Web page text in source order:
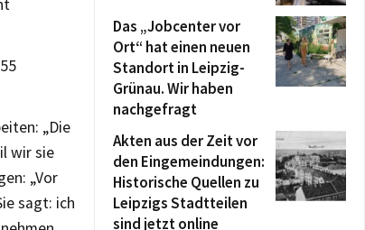
„Die
wir sie
„Vor
sagt: ich
Das „Jobcenter vor
Ort“ hat einen neuen
Standort in Leipzig-
Grünau. Wir haben
nachgefragt
Akten aus der Zeit vor
den Eingemeindungen:
Historische Quellen zu
Leipzigs Stadtteilen
sind jetzt online